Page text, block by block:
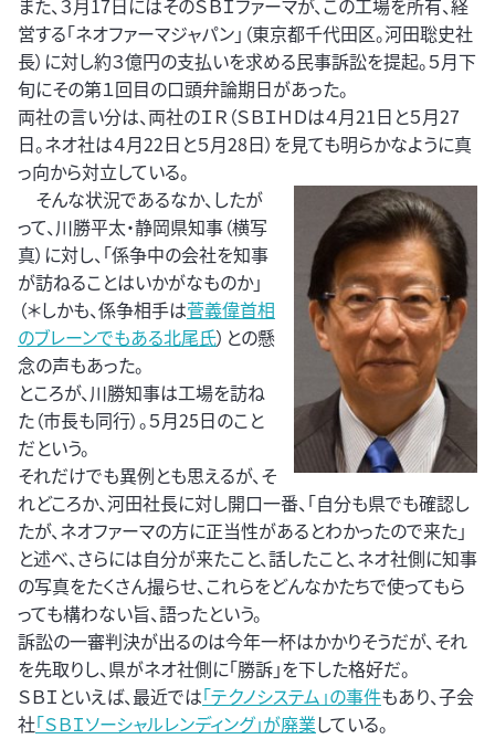
また、３月17日にはそのＳＢＩファーマが、この工場を所有、経
営する「ネオファーマジャパン」（東京都千代田区。河田聡史社
長）に対し約３億円の支払いを求める民事訴訟を提起。５月下
旬にその第１回目の口頭弁論期日があった。
両社の言い分は、両社のＩＲ（ＳＢＩＨＤは４月21日と５月27
日。ネオ社は４月22日と５月28日）を見ても明らかなように真
っ向から対立している。
そんな状況であるなか、したが
って、川勝平太・静岡県知事（横写
真）に対し、「係争中の会社を知事
が訪ねることはいかがなものか」
（＊しかも、係争相手は菅義偉首相
のブレーンでもある北尾氏）との懸
念の声もあった。
ところが、川勝知事は工場を訪ね
た（市長も同行）。５月25日のこと
だという。
それだけでも異例とも思えるが、そ
れどころか、河田社長に対し開口一番、「自分も県でも確認し
たが、ネオファーマの方に正当性があるとわかったので来た」
と述べ、さらには自分が来たこと、話したこと、ネオ社側に知事
の写真をたくさん撮らせ、これらをどんなかたちで使ってもら
っても構わない旨、語ったという。
訴訟の一審判決が出るのは今年一杯はかかりそうだが、それ
を先取りし、県がネオ社側に「勝訴」を下した格好だ。
ＳＢＩといえば、最近では「テクノシステム」の事件もあり、子会
社「ＳＢＩソーシャルレンディング」が廃業している。